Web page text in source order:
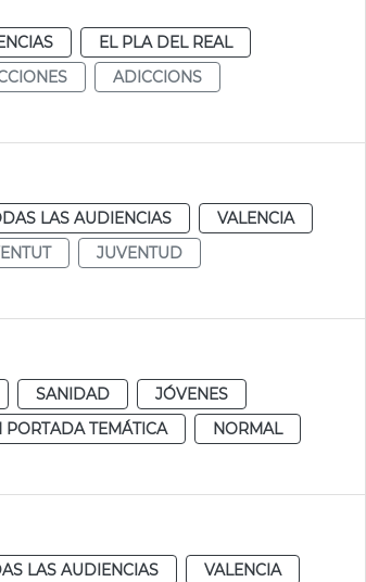
EL PLA DEL REAL
ADICCIONS
LAS AUDIENCIAS
VALENCIA
JUVENTUD
SANIDAD
JÓVENES
PORTADA TEMÁTICA
NORMAL
LAS AUDIENCIAS VALENCIA